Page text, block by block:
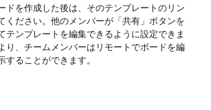
ドを作成した後は、そのテンプレートのリン
ください。他のメンバーが「共有」ボタンを
テンプレートを編集できるように設定できま
り、チームメンバーはリモートでボードを編
することができます。